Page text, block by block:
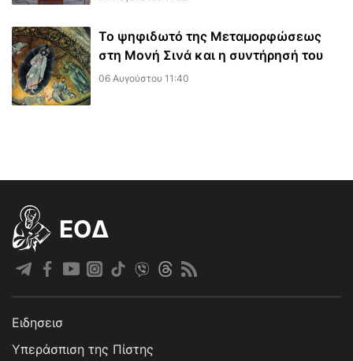
Το ψηφιδωτό της Μεταμορφώσεως
στη Μονή Σινά και η συντήρησή του
06 Αυγούστου 11:40
EOΔ
Ειδησεισ
Υπεράσπιση της Πίστης